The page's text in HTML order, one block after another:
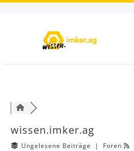
wissen.imker.ag
Ungelesene Beiträge | Foren